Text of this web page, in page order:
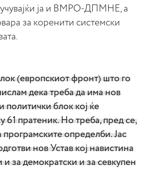
ја и ВМРО-ДПМНЕ, а
за коренити системски
(европскиот фронт) што го
дека треба да има нов
политички блок кој ќе
61 пратеник. Но треба, пред се,
програмските определби. Јас
нов Устав кој навистина
и за демократски и за севкупен